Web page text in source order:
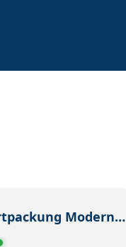
Digital-Startpackung Moderner Rangierbetrieb mit DHG 500